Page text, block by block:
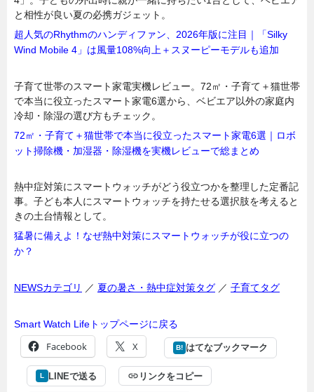
と相性が良い夏の必携ガジェット。
超人気のRhythmのハンディファン、2026年版に注目｜「Silky
Wind Mobile 4」は風量108%向上＋スヌーピーモデルも追加
子育て世帯のスマート家電実機レビュー。72㎡・子育て＋猫世帯
で本当に役立ったスマート家電6選から、ベビエア以外の家庭内
冷却・除湿の選び方もチェック。
72㎡・子育て＋猫世帯で本当に役立ったスマート家電6選｜ロボ
ット掃除機・加湿器・除湿機を実機レビューで総まとめ
熱中症対策にスマートウォッチがどう役立つかを整理した定番記
事。子ども本人にスマートウォッチを持たせる選択肢を考えると
きの土台情報として。
猛暑に備えよ！なぜ熱中対策にスマートウォッチが役に立つの
か？
NEWSカテゴリ ／ 夏の暑さ・熱中症対策タグ ／ 子育てタグ
Smart Watch Lifeトップページに戻る
Facebook X B! はてなブックマーク
L LINEで送る リンクをコピー